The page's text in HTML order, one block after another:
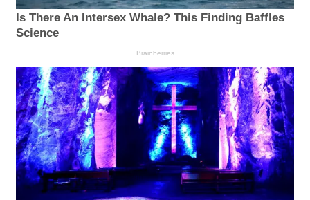
Is There An Intersex Whale? This Finding Baffles
Science
Brainberries